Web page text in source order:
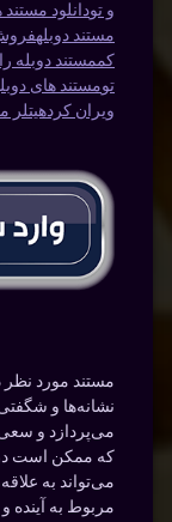
و تودانلود
مستند دوبله
کممستند دوبله
تومستند های
ویران کردهیتلر
مستند مورد
نشانه‌ها و
می‌پردازد و
که ممکن است در
می‌تواند به
مربوط به آینده